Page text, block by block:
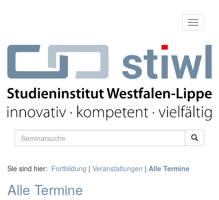
Sie sind hier: Fortbildung | Veranstaltungen | Alle Termine
Alle Termine